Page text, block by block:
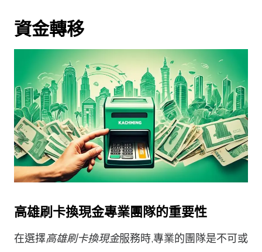
資金轉移
高雄刷卡換現金專業團隊的重要性
在選擇高雄刷卡換現金服務時,專業的團隊是不可或